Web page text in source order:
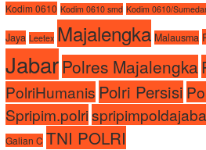
Kodim 0610 Kodim 0610 smd Kodim 0610/
Jaya Leetex Majalengka Malausma
Jabar Polres Majalengka
PolriHumanis Polri Persisi
Spripim.polri
Galian C TNI POLRI